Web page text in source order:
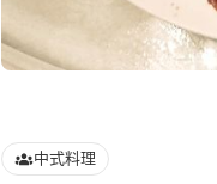
中式料理